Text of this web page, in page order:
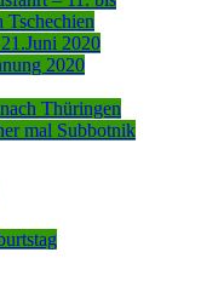
Tschechien
2020
2020
Thüringen
mal Subbotnik